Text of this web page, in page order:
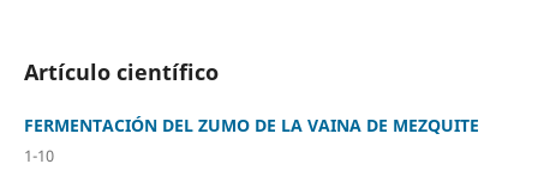
Artículo científico
FERMENTACIÓN DEL ZUMO DE LA VAINA DE MEZQUITE
1-10